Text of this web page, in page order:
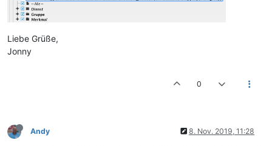
Liebe Grüße,
Jonny
0
Andy 8. Nov. 2019, 11:28